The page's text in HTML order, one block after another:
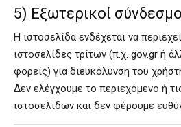
5) Εξωτερικοί
Η ιστοσελίδα ενδέχεται να
ιστοσελίδες τρίτων (π.χ. gov.gr ή
φορείς) για διευκόλυνση του
Δεν ελέγχουμε το περιεχόμενο ή
ιστοσελίδων και δεν φέρουμε